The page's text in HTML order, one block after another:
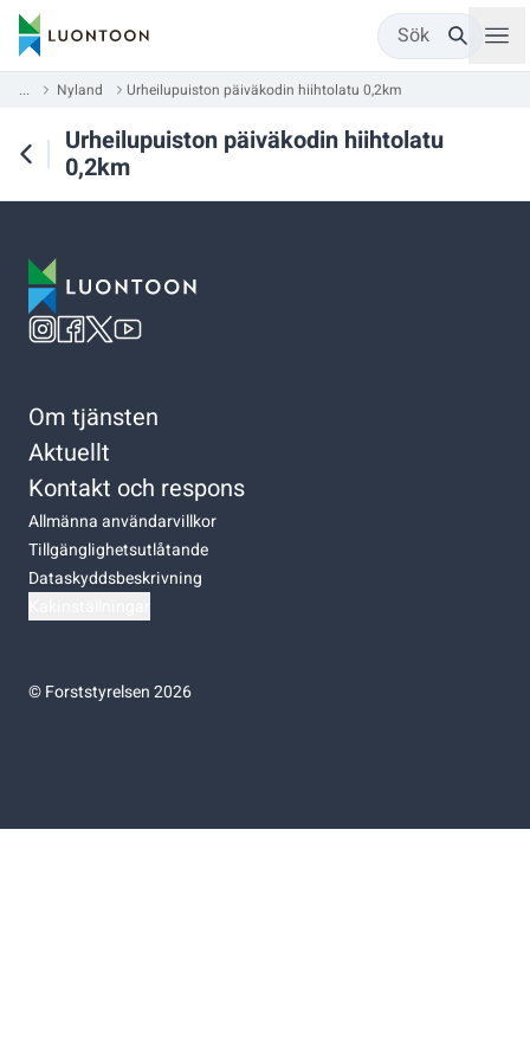
Sök
... Nyland Urheilupuiston päiväkodin hiihtolatu 0,2km
Urheilupuiston päiväkodin hiihtolatu
0,2km
Om tjänsten
Aktuellt
Kontakt och respons
Allmänna användarvillkor
Tillgänglighetsutlåtande
Dataskyddsbeskrivning
©Forststyrelsen 2026